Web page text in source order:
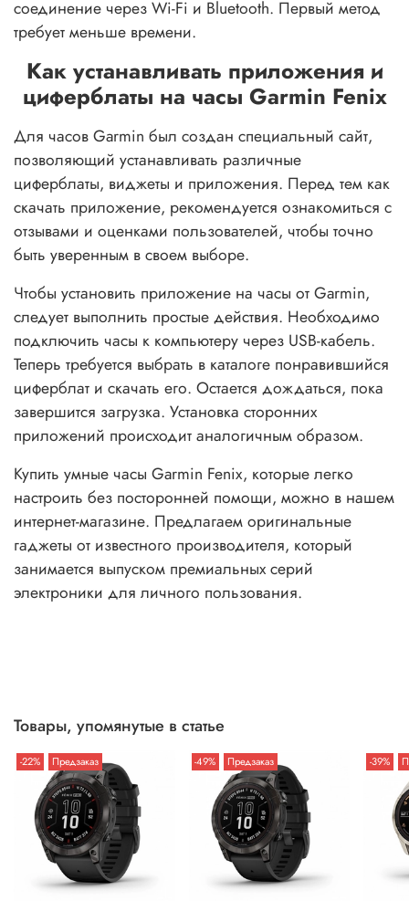
соединение через Wi-Fi и Bluetooth. Первый метод
требует меньше времени.
Как устанавливать приложения и
циферблаты на часы Garmin Fenix
Для часов Garmin был создан специальный сайт,
позволяющий устанавливать различные
циферблаты, виджеты и приложения. Перед тем как
скачать приложение, рекомендуется ознакомиться с
отзывами и оценками пользователей, чтобы точно
быть уверенным в своем выборе.
Чтобы установить приложение на часы от Garmin,
следует выполнить простые действия. Необходимо
подключить часы к компьютеру через USB-кабель.
Теперь требуется выбрать в каталоге понравившийся
циферблат и скачать его. Остается дождаться, пока
завершится загрузка. Установка сторонних
приложений происходит аналогичным образом.
Купить умные часы Garmin Fenix, которые легко
настроить без посторонней помощи, можно в нашем
интернет-магазине. Предлагаем оригинальные
гаджеты от известного производителя, который
занимается выпуском премиальных серий
электроники для личного пользования.
Товары, упомянутые в статье
-22% Предзаказ -49% Предзаказ -39%